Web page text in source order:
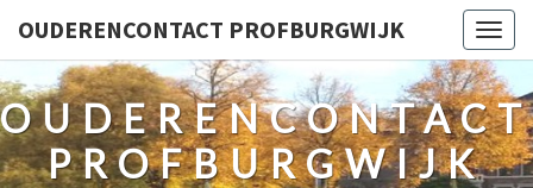
OUDERENCONTACT PROFBURGWIJK
OUDERENCONTACT
PROFBURGWIJK